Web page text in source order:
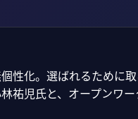
性化。選ばれるために
祐児氏と、オープンワー